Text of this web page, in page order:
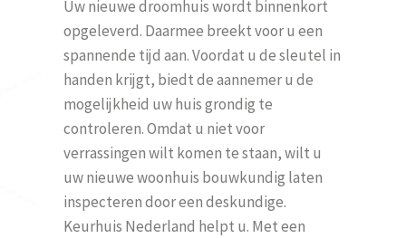
Uw nieuwe droomhuis wordt binnenkort
opgeleverd. Daarmee breekt voor u een
spannende tijd aan. Voordat u de sleutel in
handen krijgt, biedt de aannemer u de
mogelijkheid uw huis grondig te
controleren. Omdat u niet voor
verrassingen wilt komen te staan, wilt u
uw nieuwe woonhuis bouwkundig laten
inspecteren door een deskundige.
Keurhuis Nederland helpt u. Met een